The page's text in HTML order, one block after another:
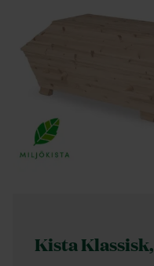
Kista Klassisk,